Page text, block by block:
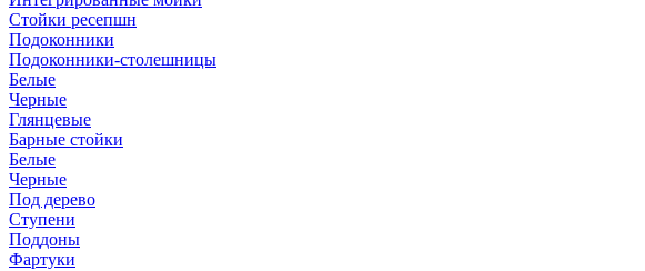
Стойки ресепшн
Подоконники
Подоконники-столешницы
Белые
Черные
Глянцевые
Барные стойки
Белые
Черные
Под дерево
Ступени
Поддоны
Фартуки